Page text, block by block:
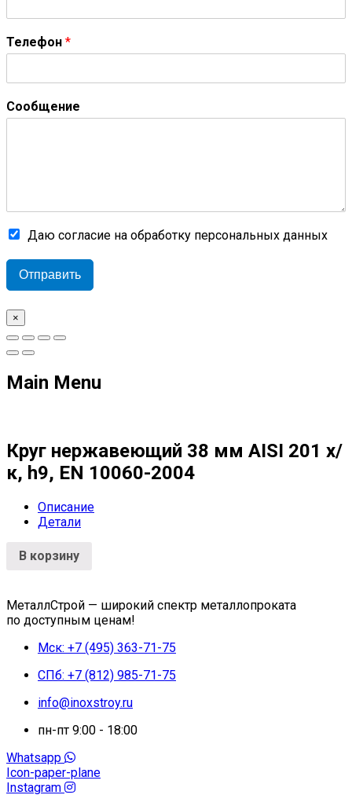
Телефон *
Сообщение
Даю согласие на обработку персональных данных
Отправить
×
Main Menu
Круг нержавеющий 38 мм AISI 201 х/
к, h9, EN 10060-2004
Описание
Детали
В корзину
МеталлСтрой — широкий спектр металлопроката
по доступным ценам!
Мск: +7 (495) 363-71-75
СПб: +7 (812) 985-71-75
info@inoxstroy.ru
пн-пт 9:00 - 18:00
Whatsapp
Icon-paper-plane
Instagram